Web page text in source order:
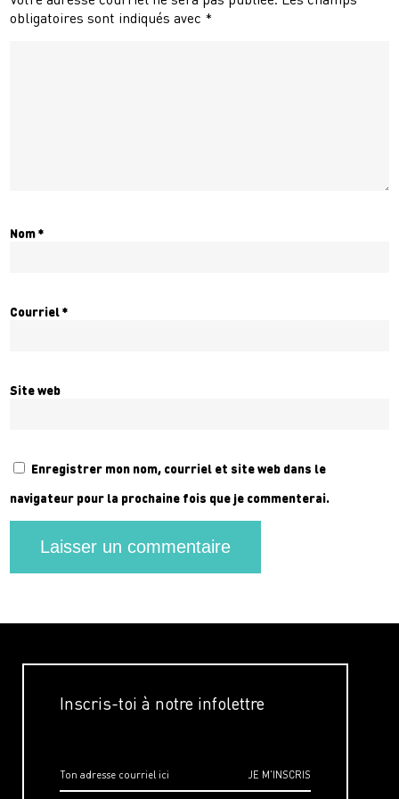
obligatoires sont indiqués avec *
Nom*
Courriel*
Site web
Enregistrer mon nom, courriel et site web dans le
navigateur pour la prochaine fois que je commenterai.
Inscris-toi à notre infolettre